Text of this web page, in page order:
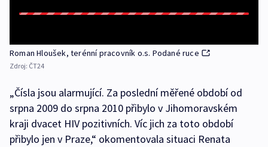
Roman Hloušek, terénní pracovník o.s. Podané ruce
Zdroj: ČT24
„Čísla jsou alarmující. Za poslední měřené období od
srpna 2009 do srpna 2010 přibylo v Jihomoravském
kraji dvacet HIV pozitivních. Víc jich za toto období
přibylo jen v Praze,“ okomentovala situaci Renata